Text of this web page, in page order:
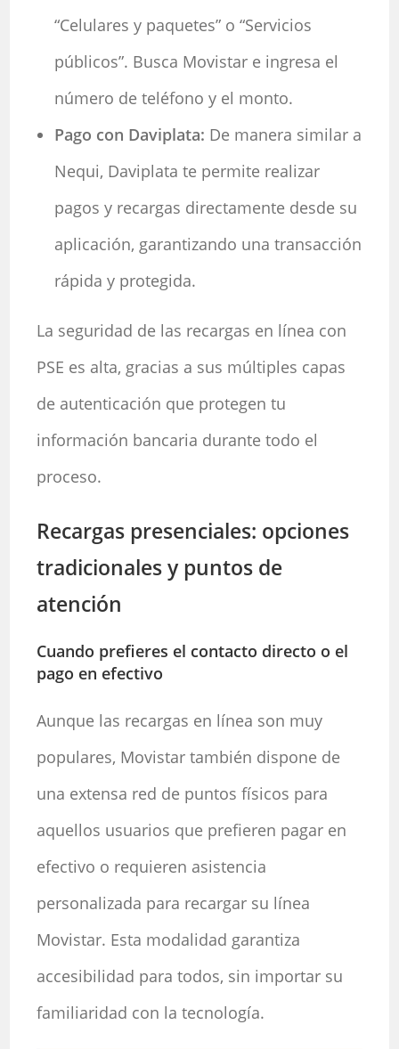
“Celulares y paquetes” o “Servicios
públicos”. Busca Movistar e ingresa el
número de teléfono y el monto.
Pago con Daviplata: De manera similar a
Nequi, Daviplata te permite realizar
pagos y recargas directamente desde su
aplicación, garantizando una transacción
rápida y protegida.
La seguridad de las recargas en línea con
PSE es alta, gracias a sus múltiples capas
de autenticación que protegen tu
información bancaria durante todo el
proceso.
Recargas presenciales: opciones
tradicionales y puntos de
atención
Cuando prefieres el contacto directo o el
pago en efectivo
Aunque las recargas en línea son muy
populares, Movistar también dispone de
una extensa red de puntos físicos para
aquellos usuarios que prefieren pagar en
efectivo o requieren asistencia
personalizada para recargar su línea
Movistar. Esta modalidad garantiza
accesibilidad para todos, sin importar su
familiaridad con la tecnología.